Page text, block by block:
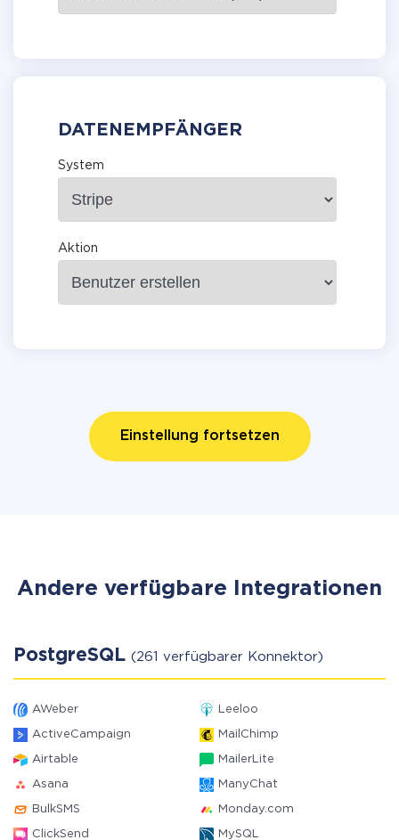
DATENEMPFÄNGER
System
Aktion
Einstellung fortsetzen
Andere verfügbare Integrationen
PostgreSQL (261 verfügbarer Konnektor)
AWeber Leeloo
ActiveCampaign MailChimp
Airtable MailerLite
Asana ManyChat
BulkSMS Monday.com
ClickSend MySQL